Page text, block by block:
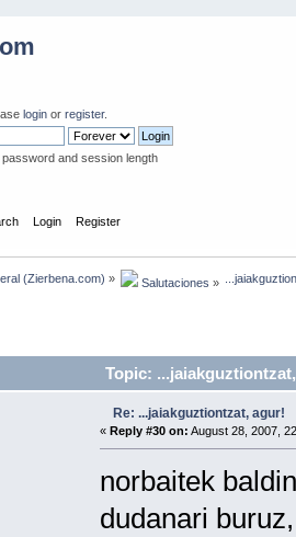
login or register.
and session length
Login Register
(Zierbena.com) » Salutaciones »
Topic:
Re: ...jaiakguztiontzat, agur!
« Reply #30 on: August 28, 2007,
norbaitek
dudanari